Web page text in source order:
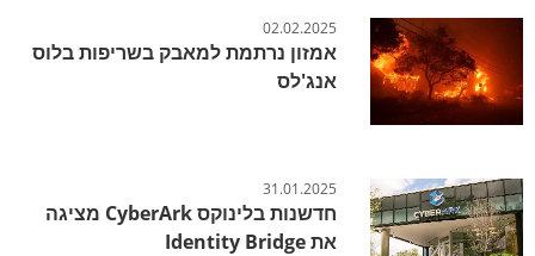
02.02.2025
אמזון נרתמת למאבק בשריפות בלוס
אנג'לס
31.01.2025
חדשנות בלינוקס CyberArk מציגה
את Identity Bridge